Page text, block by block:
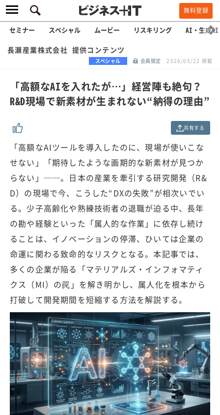
無料登録
セミナー スペシャル ムービー リスキリング AI・生成AI
長瀬産業株式会社 提供コンテンツ
スペシャル 会員限定 2026/05/22 掲載
「高額なAIを入れたが…」経営陣も絶句？
R&D現場で新素材が生まれない“納得の理由”
共有する
「高額なAIツールを導入したのに、現場が使いこな
せない」「期待したような画期的な新素材が見つか
らない」──。日本の産業を牽引する研究開発（R&
D）の現場で今、こうした“DXの失敗”が相次いでい
る。少子高齢化や熟練技術者の退職が迫る中、長年
の勘や経験といった「属人的な作業」に依存し続け
ることは、イノベーションの停滞、ひいては企業の
命運に関わる致命的なリスクとなる。本記事では、
多くの企業が陥る「マテリアルズ・インフォマティ
クス（MI）の罠」を解き明かし、属人化を根本から
打破して開発期間を短縮する方法を解説する。